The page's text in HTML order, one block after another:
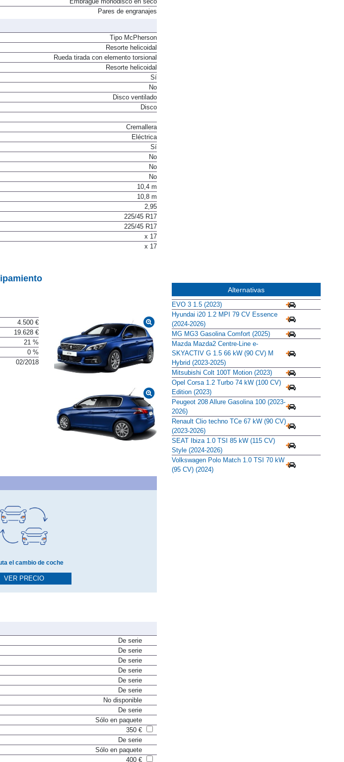
Pares de engranajes
Tipo McPherson
Resorte helicoidal
Rueda tirada con elemento torsional
Resorte helicoidal
Sí
No
Disco ventilado
Disco
Cremallera
Eléctrica
Sí
No
No
No
10,4 m
10,8 m
2,95
225/45 R17
225/45 R17
x 17
x 17
4.500 €
19.628 €
21 %
0 %
02/2018
el cambio de coche
VER PRECIO
De serie
De serie
De serie
De serie
De serie
De serie
No disponible
De serie
Sólo en paquete
350 €
De serie
Sólo en paquete
400 €
Alternativas
EVO 3 1.5 (2023)
Hyundai i20 1.2 MPI 79 CV Essence
(2024-2026)
MG MG3 Gasolina Comfort (2025)
Mazda Mazda2 Centre-Line e-
SKYACTIV G 1.5 66 kW (90 CV) M
Hybrid (2023-2025)
Mitsubishi Colt 100T Motion (2023)
Opel Corsa 1.2 Turbo 74 kW (100 CV)
Edition (2023)
Peugeot 208 Allure Gasolina 100 (2023-
2026)
Renault Clio techno TCe 67 kW (90 CV)
(2023-2026)
SEAT Ibiza 1.0 TSI 85 kW (115 CV)
Style (2024-2026)
Volkswagen Polo Match 1.0 TSI 70 kW
(95 CV) (2024)